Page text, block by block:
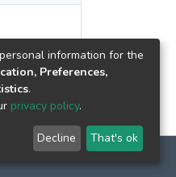
information for the
Preferences,
.
privacy policy.
Decline That's ok